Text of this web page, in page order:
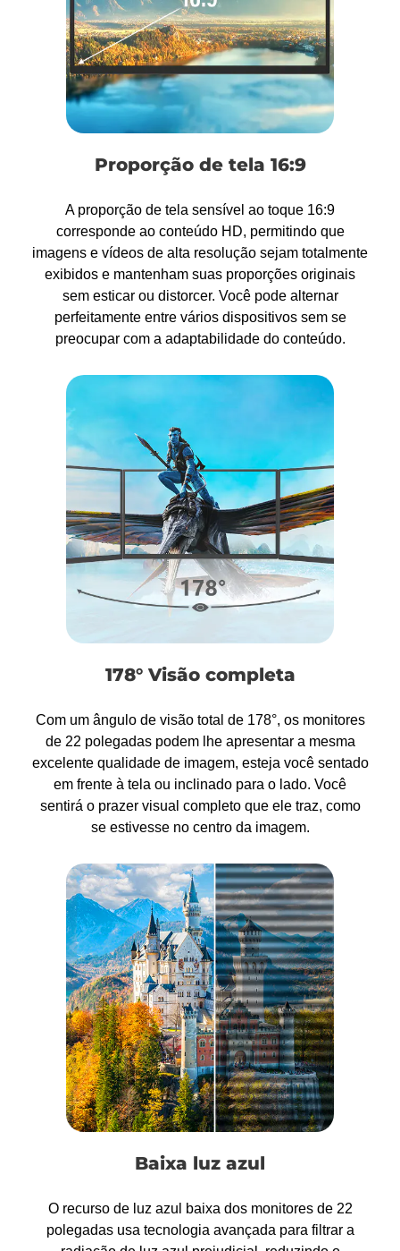
Proporção de tela 16:9
A proporção de tela sensível ao toque 16:9
corresponde ao conteúdo HD, permitindo que
imagens e vídeos de alta resolução sejam totalmente
exibidos e mantenham suas proporções originais
sem esticar ou distorcer. Você pode alternar
perfeitamente entre vários dispositivos sem se
preocupar com a adaptabilidade do conteúdo.
178° Visão completa
Com um ângulo de visão total de 178°, os monitores
de 22 polegadas podem lhe apresentar a mesma
excelente qualidade de imagem, esteja você sentado
em frente à tela ou inclinado para o lado. Você
sentirá o prazer visual completo que ele traz, como
se estivesse no centro da imagem.
Baixa luz azul
O recurso de luz azul baixa dos monitores de 22
polegadas usa tecnologia avançada para filtrar a